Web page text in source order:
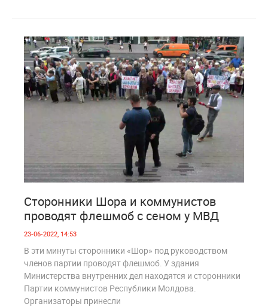
Сторонники Шора и коммунистов
проводят флешмоб с сеном у МВД
23-06-2022, 14:53
В эти минуты сторонники «Шор» под руководством
членов партии проводят флешмоб. У здания
Министерства внутренних дел находятся и сторонники
Партии коммунистов Республики Молдова.
Организаторы принесли